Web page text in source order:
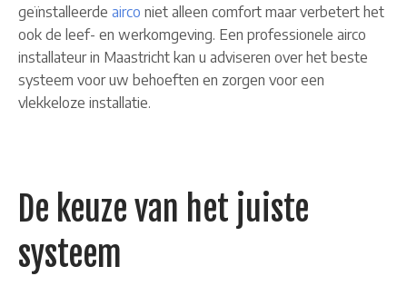
geïnstalleerde airco niet alleen comfort maar verbetert het
ook de leef- en werkomgeving. Een professionele airco
installateur in Maastricht kan u adviseren over het beste
systeem voor uw behoeften en zorgen voor een
vlekkeloze installatie.
De keuze van het juiste
systeem